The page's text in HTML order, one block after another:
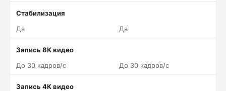
Стабилизация
Да
Да
Запись 8K видео
До 30 кадров/c
До 30 кадров/c
Запись 4K видео